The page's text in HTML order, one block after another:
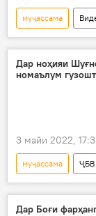
муҷассама
Аврупо
Латвия
Дар ноҳияи
номаълум
3 майи 2022,
муҷассама ҶБВ
Дар ҷаҳон
Шуғнон
Дар Боғи